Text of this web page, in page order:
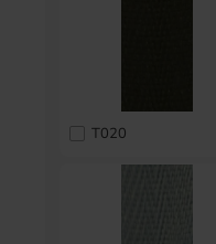
T020